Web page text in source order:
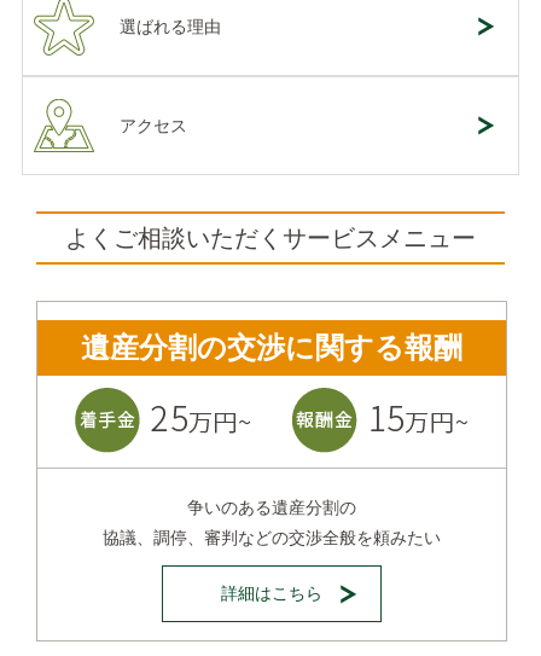
選ばれる理由
アクセス
よくご相談いただくサービスメニュー
遺産分割の交渉に関する報酬
争いのある遺産分割の
協議、調停、審判などの交渉全般を頼みたい
詳細はこちら